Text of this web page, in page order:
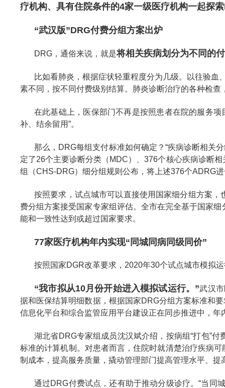
疗机构、具有住院条件的4家一级医疗机构一起探
“武汉版”DRG付费分组方案出炉
DRG，通俗来说，就是将相关疾病划分为不同的
比如看肺炎，根据症状轻重程度分为几级。以往验
素不同，按不同付费级别结算。肺炎诊断治疗的各种检
在此基础上，医保部门不再是按照患者在院的服务
补、结余留用”。
那么，DRG每组支付标准如何确定？“疾病诊断相关
定了26个主要诊断分类（MDC）、376个核心疾病诊断
组（CHS-DRG）细分组规则公布，将上述376个ADRG
按照要求，试点城市可以直接使用国家细分组方案
费分组方案接受国家专家组评估。全市在完全基于国家
能和一致性达到或超过国家要求。
77家医疗机构年内实现“同城同病同级同价”
按照国家DGR改革要求，2020年30个试点城市模拟
“我市拟从10月份开始进入模拟试运行。”武汉
据和医保结算明细数据，根据国家DRG分组方案标准和
信息化平台和综合监管应用平台建设正在同步推进中，
湖北省DRG专家组成员沈汉斌介绍，按病组“打包”
标准的计算机制。对患者而言，住院时就清楚治疗疾病
制成本，提高服务质量，撬动管理部门提高管理水平、提
通过DRG付费试点，还有助于推动分级诊疗。“当同